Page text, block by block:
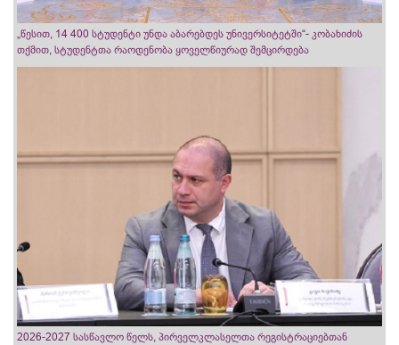
„წესით, 14 400 სტუდენტი უნდა აბარებდეს უნივერსიტეტში“- კობახიძის
თქმით, სტუდენტთა რაოდენობა ყოველწიურად შემცირდება
2026-2027 სასწავლო წელს, პირველკლასელთა რეგისტრაციებთან